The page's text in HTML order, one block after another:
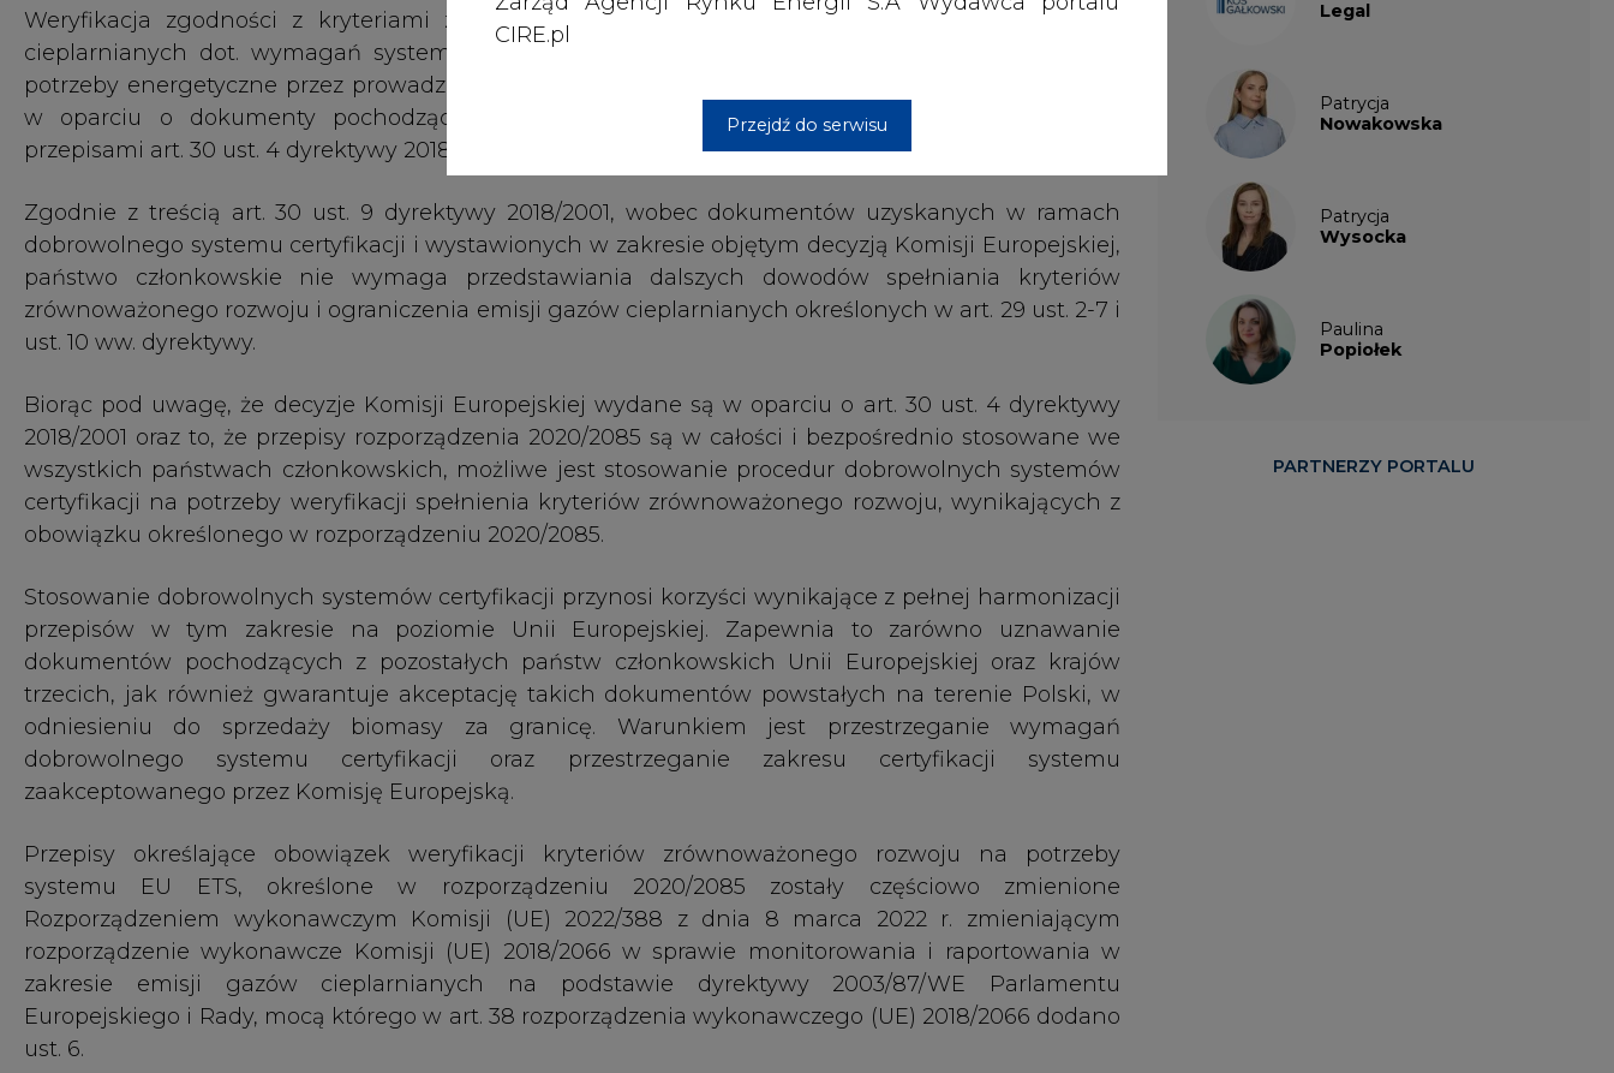
CIRE.pl
Przejdź do serwisu
Biorąc pod uwagę, że decyzje Komisji Europejskiej wydane są w oparciu o art. 30 ust. 4 dyrektywy
2018/2001 oraz to, że przepisy rozporządzenia 2020/2085 są w całości i bezpośrednio stosowane we
wszystkich państwach członkowskich, możliwe jest stosowanie procedur dobrowolnych systemów
certyfikacji na potrzeby weryfikacji spełnienia kryteriów zrównoważonego rozwoju, wynikających z
Stosowanie dobrowolnych systemów certyfikacji przynosi korzyści wynikające z pełnej harmonizacji
przepisów w tym zakresie na poziomie Unii Europejskiej. Zapewnia to zarówno uznawanie
dokumentów pochodzących z pozostałych państw członkowskich Unii Europejskiej oraz krajów
trzecich, jak również gwarantuje akceptację takich dokumentów powstałych na terenie Polski, w
dobrowolnego systemu certyfikacji oraz przestrzeganie zakresu certyfikacji systemu
zaakceptowanego przez Komisję Europejską.
Przepisy określające obowiązek weryfikacji kryteriów zrównoważonego rozwoju na potrzeby
systemu EU ETS, określone w rozporządzeniu 2020/2085 zostały częściowo zmienione
rozporządzenie wykonawcze Komisji (UE) 2018/2066 w sprawie monitorowania i raportowania w
zakresie emisji gazów cieplarnianych na podstawie dyrektywy 2003/87/WE Parlamentu
Europejskiego i Rady, mocą którego w art. 38 rozporządzenia wykonawczego (UE) 2018/2066 dodano
ust. 6.
W myśl przedmiotowych zmian państwa członkowskie lub, w stosownych przypadkach, właściwe
organy mogą uznać za spełnione kryteria zrównoważonego rozwoju i ograniczania emisji gazów
biomasy wykorzystywanych do spalania od dnia 1 stycznia 2022 r. do dnia 31 grudnia 2022 r.
W ślad za powyższym przyjęte zostałyprzepisy ustawy z dnia 7 lipca 2022 r.o zmianie ustawy –
Prawo ochrony środowiska oraz niektórych innych ustaw (Dz.U. z 2022 r. poz. 1576), które wprowadziły
zmiany w ustawie z dnia 12 czerwca 2015 r. o systemie handlu uprawnieniami do emisji gazów
cieplarnianych (Dz. U. z 2022 r. poz. 1092). Zmiany te polegały na dodaniu art. 141a, który stanowi, że w
okresie od dnia 1 stycznia 2022 r. do dnia 31 grudnia 2022 r. biopaliwa, biopłyny i paliwa z biomasy w
Popiołek
PARTNERZY PORTALU